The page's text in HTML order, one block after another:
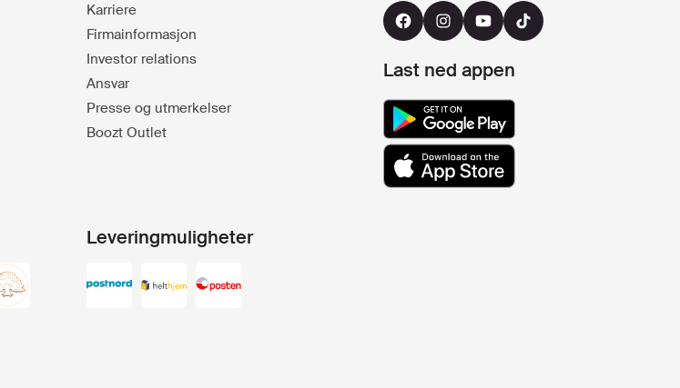
Karriere
Firmainformasjon
Investor relations
Ansvar
Presse og utmerkelser
Boozt Outlet
Last ned appen
Leveringmuligheter